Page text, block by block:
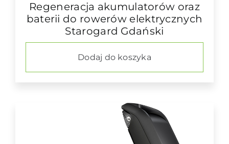
Regeneracja akumulatorów oraz
baterii do rowerów elektrycznych
Starogard Gdański
Dodaj do koszyka